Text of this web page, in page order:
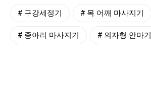
# 구강세정기 # 목 어깨 마사지기
# 종아리 마사지기 # 의자형 안마기